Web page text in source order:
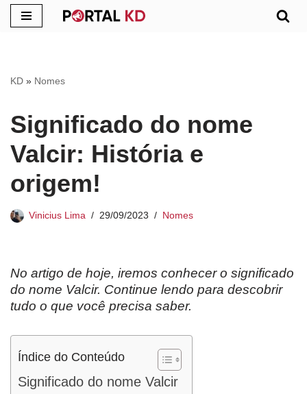
conteúdo
KD » Nomes
Significado do nome
Valcir: História e
origem!
Vinicius Lima 29/09/2023 Nomes
No artigo de hoje, iremos conhecer o significado
do nome Valcir. Continue lendo para descobrir
tudo o que você precisa saber.
Índice do Conteúdo
Significado do nome Valcir